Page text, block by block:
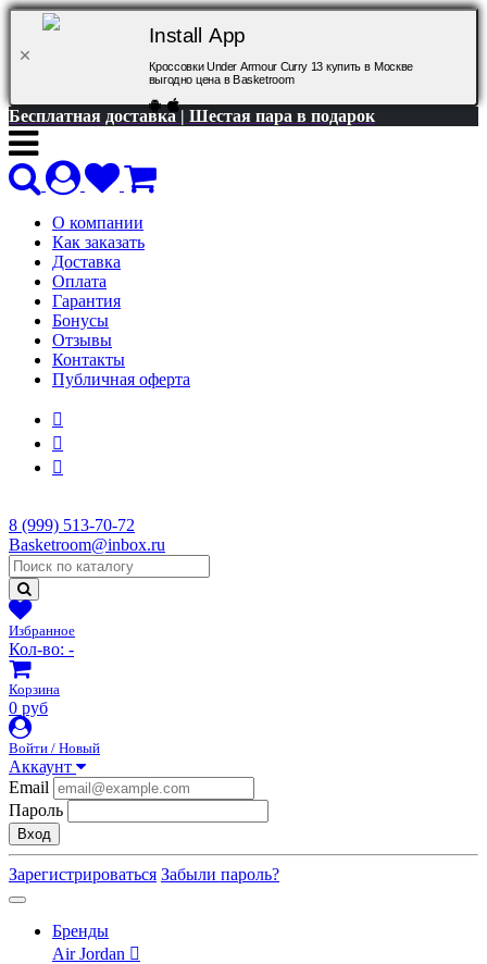
Install App
Кроссовки Under Armour Curry 13 купить в Москве
выгодно цена в Basketroom
Бесплатная доставка | Шестая пара в подарок
О компании
Как заказать
Доставка
Оплата
Гарантия
Бонусы
Отзывы
Контакты
Публичная оферта
8 (999) 513-70-72
Basketroom@inbox.ru
Избранное
Кол-во: -
Корзина
0 руб
Войти / Новый
Аккаунт
Email
Пароль
Вход
Зарегистрироваться Забыли пароль?
Бренды
Air Jordan